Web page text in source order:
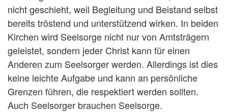
nicht geschieht, weil Begleitung und Beistand selbst
bereits tröstend und unterstützend wirken. In beiden
Kirchen wird Seelsorge nicht nur von Amtsträgern
geleistet, sondern jeder Christ kann für einen
Anderen zum Seelsorger werden. Allerdings ist dies
keine leichte Aufgabe und kann an persönliche
Grenzen führen, die respektiert werden sollten.
Auch Seelsorger brauchen Seelsorge.